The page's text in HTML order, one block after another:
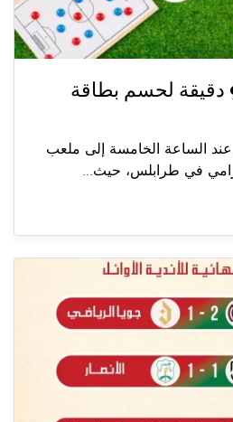
ديربي الشمال 90 دقيقة لحسم بطاقة
عند الساعة الخامسة إلى ملعب
في طرابلس، حيث...